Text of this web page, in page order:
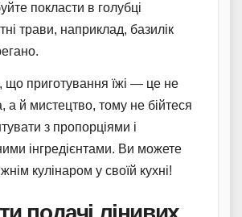
покласти в голубці
трави, наприклад, базилік
що приготування їжі — це не
а й мистецтво, тому не бійтеся
з пропорціями і
інгредієнтами. Ви можете
кулінаром у своїй кухні!